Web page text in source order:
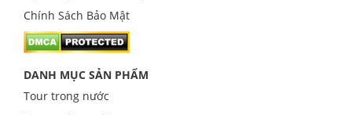
Chính Sách Bảo Mật
DANH MỤC SẢN PHẨM
Tour trong nước